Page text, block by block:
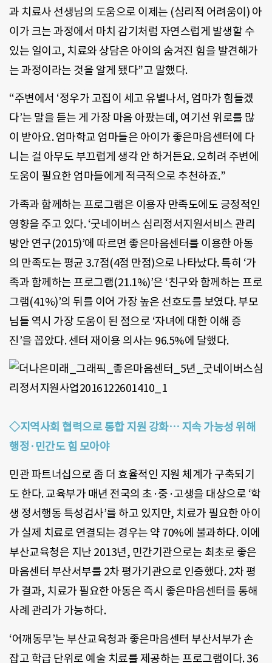
과 치료사 선생님의 도움으로 이제는 (심리적 어려움이) 아
이가 크는 과정에서 마치 감기처럼 자연스럽게 발생할 수
있는 일이고, 치료와 상담은 아이의 숨겨진 힘을 발견해가
는 과정이라는 것을 알게 됐다”고 말했다.
“주변에서 ‘정우가 고집이 세고 유별나서, 엄마가 힘들겠
다’는 말을 듣는 게 가장 마음 아팠는데, 여기선 위로를 많
이 받아요. 엄마학교 엄마들은 아이가 좋은마음센터에 다
니는 걸 아무도 부끄럽게 생각 안 하거든요. 오히려 주변에
도움이 필요한 엄마들에게 적극적으로 추천하죠.”
가족과 함께하는 프로그램은 이용자 만족도에도 긍정적인
영향을 주고 있다. ‘굿네이버스 심리정서지원서비스 관리
방안 연구(2015)’에 따르면 좋은마음센터를 이용한 아동
의 만족도는 평균 3.7점(4점 만점)으로 나타났다. 특히 ‘가
족과 함께하는 프로그램(21.1%)’은 ‘친구와 함께하는 프로
그램(41%)’의 뒤를 이어 가장 높은 선호도를 보였다. 부모
님들 역시 가장 도움이 된 점으로 ‘자녀에 대한 이해 증
진’을 꼽았다. 센터 재이용 의사는 96.5%에 달했다.
◇지역사회 협력으로 통합 지원 강화… 지속 가능성 위해
행정·민간도 힘 모아야
민관 파트너십으로 좀 더 효율적인 지원 체계가 구축되기
도 한다. 교육부가 매년 전국의 초·중·고생을 대상으로 ‘학
생 정서행동 특성검사’를 하고 있지만, 치료가 필요한 아이
가 실제 치료로 연결되는 경우는 약 70%에 불과하다. 이에
부산교육청은 지난 2013년, 민간기관으로는 최초로 좋은
마음센터 부산서부를 2차 평가기관으로 인증했다. 2차 평
가 결과, 치료가 필요한 아동은 즉시 좋은마음센터를 통해
사례 관리가 가능하다.
‘어깨동무’는 부산교육청과 좋은마음센터 부산서부가 손
잡고 학급 단위로 예술 치료를 제공하는 프로그램이다. 36